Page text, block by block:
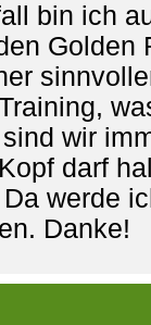
bin ich
Golden
wir
darf
werde
Danke!